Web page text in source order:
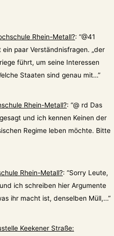
Rhein-Metall?: “@41
paar Verständnisfragen. „der
führt, um seine Interessen
Staaten sind genau mit…”
Rhein-Metall?: “@ rd Das
und ich kennen Keinen der
Regime leben möchte. Bitte
Rhein-Metall?: “Sorry Leute,
ich schreiben hier Argumente
ihr macht ist, denselben Müll,…”
Keekener Straße: